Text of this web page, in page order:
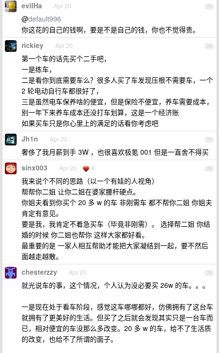
75
evilHa Apr 20
@default996
你这花的自己的钱啊，要是不是自己的钱，你也不觉得贵。
76
rickiey Apr 20
第一个车的话先买个二手吧，
一是练车，
二是看你到底需要车么？很多人买了车发现压根不需要车，一个
2 轮电动自行车都很好了，
三是虽然电车保养啥的便宜，但是保险不便宜，养车需要成本，
别一年下来养车成本还没打车划算，这是一个经济账
如果买车只是你心里上的满足的话看你考虑吧
77
Jh1n Apr 20
奢侈了我月薪到手 3W ，也很喜欢极氪 001 但是一直舍不得买
78
sinx003 Apr 20 4
我来说个不同的思路（以一个有娃的人视角）
帮帮你二姐 让你二姐在婆家腰杆硬点。
你姐夫看到你买个 20 多 w 的车 非刚需车 都不帮你二姐 你姐夫
肯定有意见。
要是我，我肯定不着急买车（毕竟非刚需）。 选择帮二姐 你结
婚的时候 你二姐也帮你 这样大家都好看。
最重要的是 一家人相互帮助才能把大家凝结到一起，要不然后
面越走越散。
79
chesterzzy Apr 20
就光说车的事，这个情况，个人认为没必要买 26w 的车。。。
一是现在处于看车阶段，感觉这车哪哪都好，仿佛拥有了这台车
就拥有了更美好的生活。但买了之后就会发现其实只是一台车而
已，相对便宜的车没那么多改变。20 多 w 的车，给不了生活质
的改变，也给不了所谓的面子。